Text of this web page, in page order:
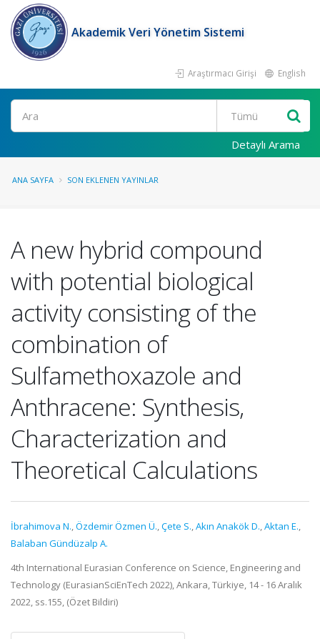
Akademik Veri Yönetim Sistemi
Araştırmacı Girişi English
Ara
Detaylı Arama
ANA SAYFA SON EKLENEN YAYINLAR
A new hybrid compound
with potential biological
activity consisting of the
combination of
Sulfamethoxazole and
Anthracene: Synthesis,
Characterization and
Theoretical Calculations
İbrahimova N.,Özdemir Özmen Ü.,Çete S.,Akın Anakök D.,Aktan E.,
Balaban Gündüzalp A.
4th International Eurasian Conference on Science, Engineering and
Technology (EurasianSciEnTech 2022), Ankara, Türkiye, 14 - 16 Aralık
2022, ss.155, (Özet Bildiri)